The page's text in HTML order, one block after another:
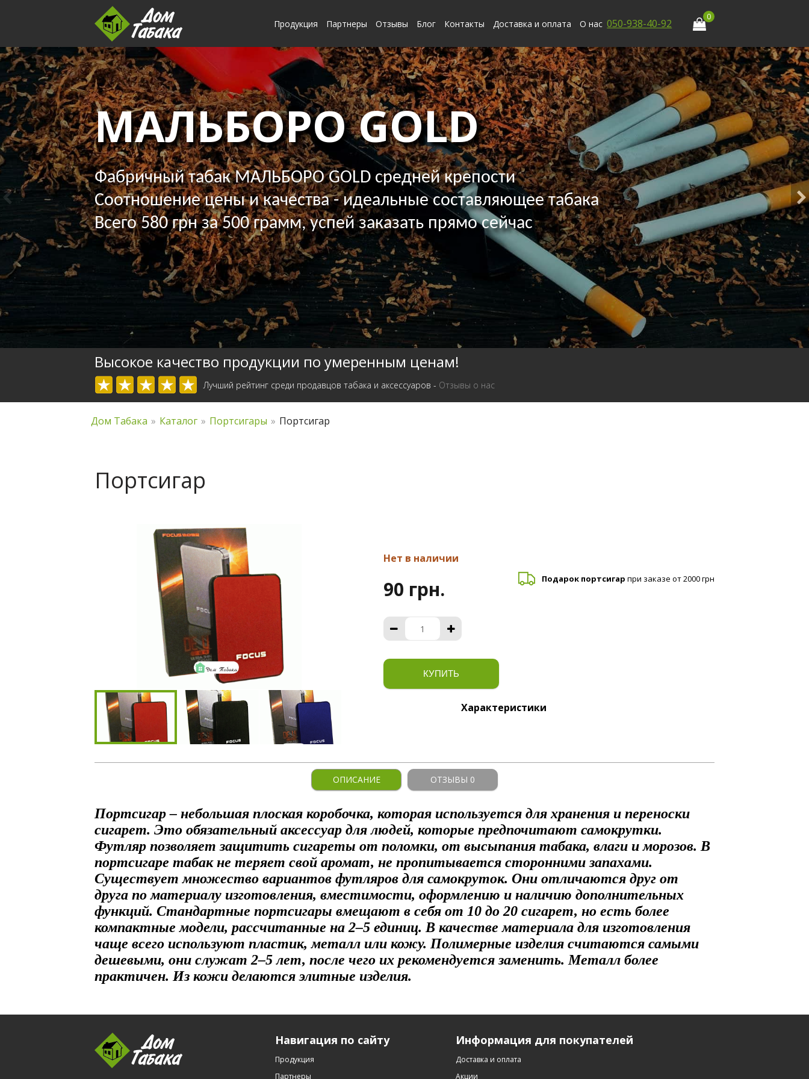
Продукция Партнеры Отзывы Блог Контакты Доставка и оплата О нас 050-938-40-92
0
МАЛЬБОРО GOLD
Фабричный табак МАЛЬБОРО GOLD средней крепости
Соотношение цены и качества - идеальные составляющее табака
Всего 580 грн за 500 грамм, успей заказать прямо сейчас
Высокое качество продукции по умеренным ценам!
Лучший рейтинг среди продавцов табака и аксессуаров - Отзывы о нас
Дом Табака » Каталог » Портсигары » Портсигар
Портсигар
Нет в наличии
90 грн. Подарок портсигар при заказе от 2000 грн
КУПИТЬ
Характеристики
ОПИСАНИЕ ОТЗЫВЫ 0
Портсигар – небольшая плоская коробочка, которая используется для хранения и переноски
сигарет. Это обязательный аксессуар для людей, которые предпочитают самокрутки.
Футляр позволяет защитить сигареты от поломки, от высыпания табака, влаги и морозов. В
портсигаре табак не теряет свой аромат, не пропитывается сторонними запахами.
Существует множество вариантов футляров для самокруток. Они отличаются друг от
друга по материалу изготовления, вместимости, оформлению и наличию дополнительных
функций. Стандартные портсигары вмещают в себя от 10 до 20 сигарет, но есть более
компактные модели, рассчитанные на 2–5 единиц. В качестве материала для изготовления
чаще всего используют пластик, металл или кожу. Полимерные изделия считаются самыми
дешевыми, они служат 2–5 лет, после чего их рекомендуется заменить. Металл более
практичен. Из кожи делаются элитные изделия.
Навигация по сайту
Продукция
Партнеры
Информация для покупателей
Доставка и оплата
Акции